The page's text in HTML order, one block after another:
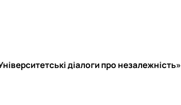
діалоги про незалежність»